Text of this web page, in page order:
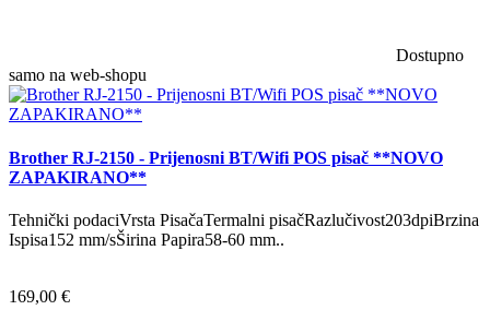
Dostupno
samo na web-shopu
Brother RJ-2150 - Prijenosni BT/Wifi POS pisač **NOVO
ZAPAKIRANO**
Tehnički podaciVrsta PisačaTermalni pisačRazlučivost203dpiBrzina
Ispisa152 mm/sŠirina Papira58-60 mm..
169,00 €